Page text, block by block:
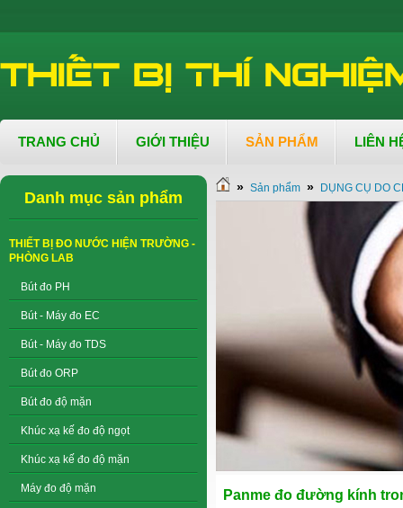
TRANG CHỦ GIỚI THIỆU SẢN PHẨM LIÊN
Danh mục sản phẩm
THIẾT BỊ ĐO NƯỚC HIỆN TRƯỜNG -
PHÒNG LAB
Bút đo PH
Bút - Máy đo EC
Bút - Máy đo TDS
Bút đo ORP
Bút đo độ mặn
Khúc xạ kế đo độ ngọt
Khúc xạ kế đo độ mặn
Máy đo độ mặn
» Sản phẩm » DỤNG CỤ DO
Panme đo đường kính